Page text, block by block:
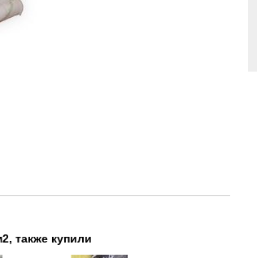
также купили